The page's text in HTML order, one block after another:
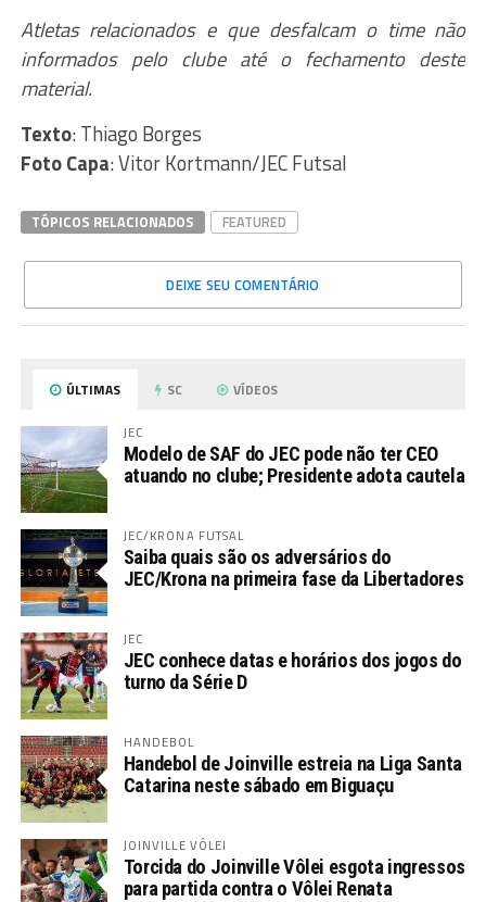
Atletas relacionados e que desfalcam o time não
informados pelo clube até o fechamento deste
material.
Texto: Thiago Borges
Foto Capa: Vitor Kortmann/JEC Futsal
TÓPICOS RELACIONADOS FEATURED
DEIXE SEU COMENTÁRIO
ÚLTIMAS SC VÍDEOS
JEC
Modelo de SAF do JEC pode não ter CEO
atuando no clube; Presidente adota cautela
JEC/KRONA FUTSAL
Saiba quais são os adversários do
JEC/Krona na primeira fase da Libertadores
JEC
JEC conhece datas e horários dos jogos do
turno da Série D
HANDEBOL
Handebol de Joinville estreia na Liga Santa
Catarina neste sábado em Biguaçu
JOINVILLE VÔLEI
Torcida do Joinville Vôlei esgota ingressos
para partida contra o Vôlei Renata